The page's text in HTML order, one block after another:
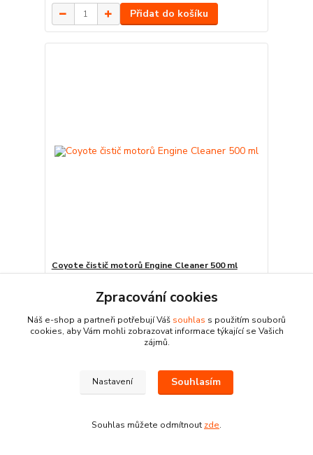
Přidat do košíku
Coyote čistič motorů Engine Cleaner 500 ml
bez DPH
Přidat do košíku
Zpracování cookies
Náš e-shop a partneři potřebují Váš souhlas s použitím souborů
cookies, aby Vám mohli zobrazovat informace týkající se Vašich
zájmů.
Nastavení Souhlasím
Souhlas můžete odmítnout zde.